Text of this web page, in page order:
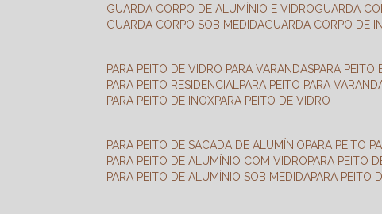
GUARDA CORPO DE ALUMÍNIO E VIDRO
GUARDA
GUARDA CORPO SOB MEDIDA
GUARDA CORPO DE
PARA PEITO DE VIDRO PARA VARANDAS PARA
PARA PEITO RESIDENCIAL
PARA PEITO PARA
PARA PEITO DE INOX PARA PEITO DE VIDRO
PARA PEITO DE SACADA DE ALUMÍNIO PARA PEITO
PARA PEITO DE ALUMÍNIO COM VIDRO PARA PEITO
PARA PEITO DE ALUMÍNIO SOB MEDIDA PARA PEITO